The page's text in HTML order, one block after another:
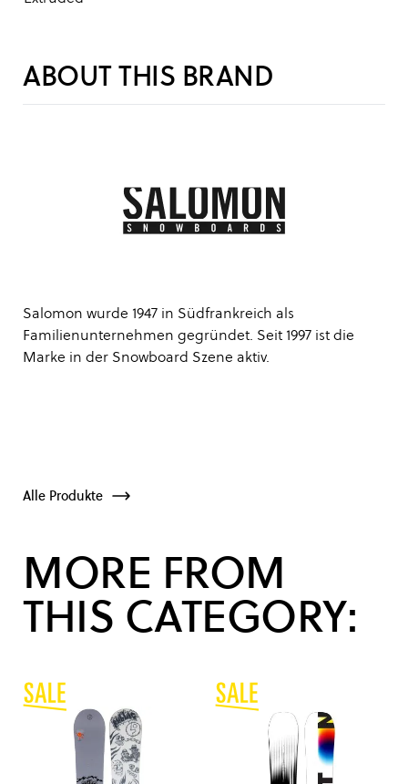
ABOUT THIS BRAND
Salomon wurde 1947 in Südfrankreich als
Familienunternehmen gegründet. Seit 1997 ist die
Marke in der Snowboard Szene aktiv.
Alle Produkte
MORE FROM
THIS CATEGORY: